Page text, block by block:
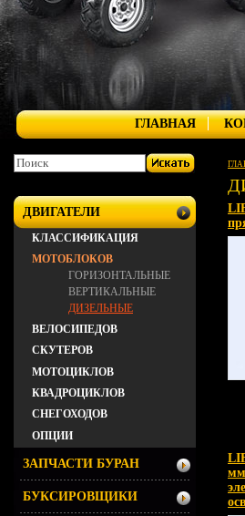
ГЛАВНАЯ
ДВИГАТЕЛИ
КЛАССИФИКАЦИЯ
МОТОБЛОКОВ
ГОРИЗОНТАЛЬНЫЕ
ВЕРТИКАЛЬНЫЕ
ДИЗЕЛЬНЫЕ
ВЕЛОСИПЕДОВ
СКУТЕРОВ
МОТОЦИКЛОВ
КВАДРОЦИКЛОВ
СНЕГОХОДОВ
ОПЦИИ
ЗАПЧАСТИ БУРАН
БУКСИРОВЩИКИ